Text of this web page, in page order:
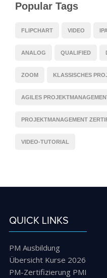
Popular Tags
FLIPCHART VIDEO
ANALOG QUALIFIED
ZOOM KLASSISCHES
AGILES
PROJEKTMANAGEMENT
VIDEO-TUTORIAL
QUICK LINKS
PM Ausbildung
Übersicht Kurse 2026
PM-Zertifizierung PMI